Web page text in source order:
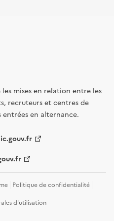
mises en relation entre les
recruteurs et centres de
en alternance.
Politique de confidentialité
d'utilisation